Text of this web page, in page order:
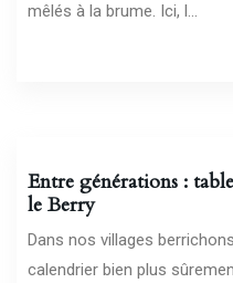
mêlés à la brume. Ici, l...
Entre générations :
le Berry
Dans nos villages
calendrier bien plus